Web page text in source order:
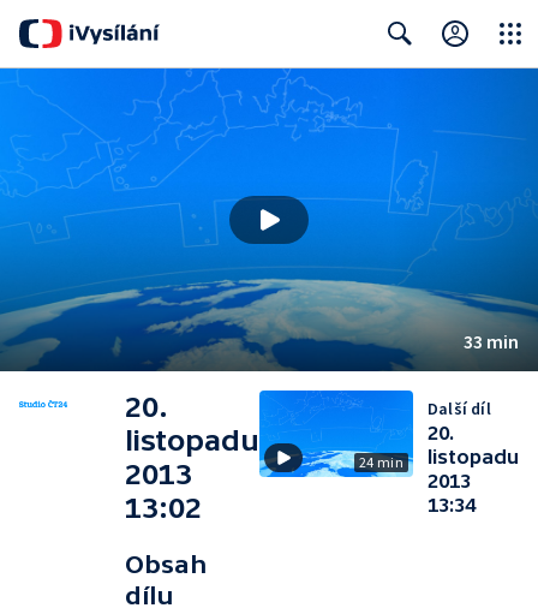
33 min
20.
listopadu
2013
13:02
Obsah
dílu
24 min
Další díl
20.
listopadu
2013
13:34